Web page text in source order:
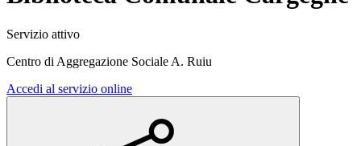
Servizio attivo
Centro di Aggregazione Sociale A. Ruiu
Accedi al servizio online